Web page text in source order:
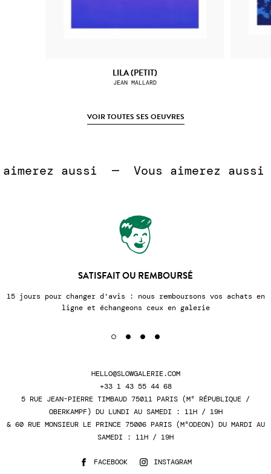
LILA (PETIT)
JEAN MALLARD
VOIR TOUTES SES OEUVRES
aussi  — Vous aimerez aussi
SATISFAIT OU REMBOURSÉ
pour changer d'avis : nous remboursons vos achats en
ligne et échangeons ceux en galerie
HELLO@SLOWGALERIE.COM
+33 1 43 55 44 68
5 RUE JEAN-PIERRE TIMBAUD 75011 PARIS (M° RÉPUBLIQUE /
OBERKAMPF) DU LUNDI AU SAMEDI : 11H / 19H
& 60 RUE MONSIEUR LE PRINCE 75006 PARIS (M°ODEON) DU MARDI AU
SAMEDI : 11H / 19H
FACEBOOK INSTAGRAM